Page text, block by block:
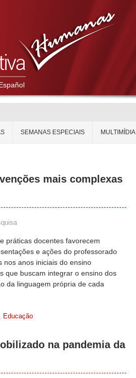
SEMANAS ESPECIAIS MULTIMÍDIA
mais complexas
práticas docentes favorecem
e ações do professorado
nos anos iniciais do ensino
que buscam integrar o ensino dos
da linguagem própria de cada
Educação
na pandemia da